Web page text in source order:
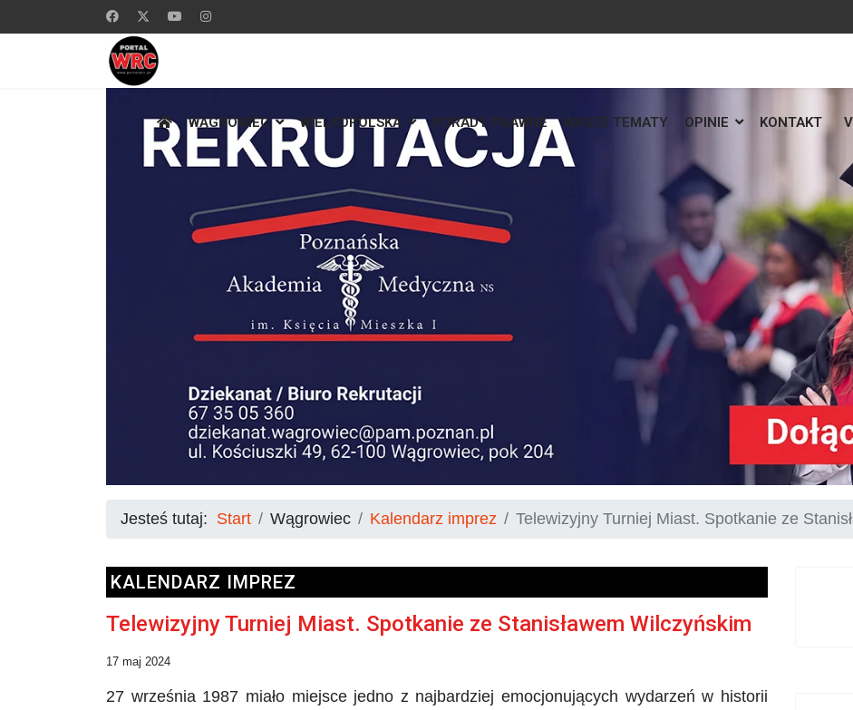
WĄGROWIEC WIELKOPOLSKA PORADY PRAWNE WASZE TEMATY OPINIE KONTAKT
Jesteś tutaj: Start Wągrowiec Kalendarz imprez Telewizyjny Turniej Miast. Spotkanie ze
KALENDARZ IMPREZ
Telewizyjny Turniej Miast. Spotkanie ze Stanisławem Wilczyńskim
17 maj 2024
27 września 1987 miało miejsce jedno z najbardziej emocjonujących wydarzeń w historii